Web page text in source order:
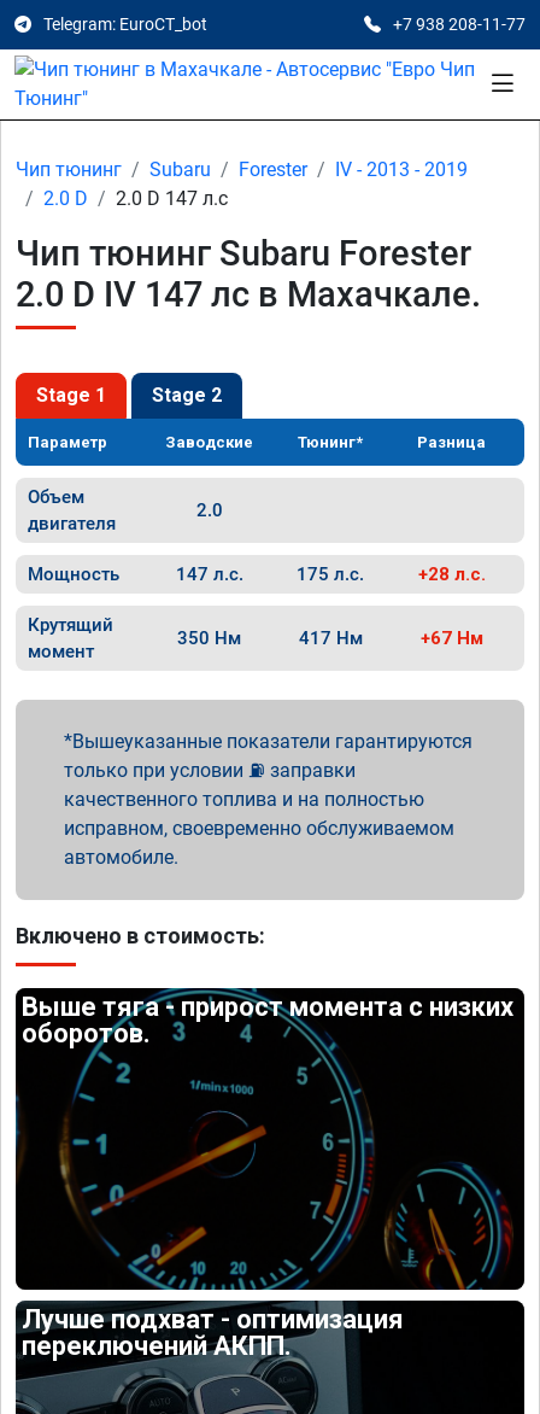
Telegram: EuroCT_bot +7 938 208-11-77
Чип тюнинг Subaru Forester
IV - 2013 - 2019
2.0 D
2.0 D 147 л.с
Чип тюнинг Subaru Forester
2.0 D IV 147 лс в Махачкале.
Stage 1 Stage 2
Параметр Заводские Тюнинг* Разница
Объем
двигателя
2.0
Мощность 147 л.с. 175 л.с. +28 л.с.
Крутящий
момент
350 Нм 417 Нм +67 Нм
Вышеуказанные показатели гарантируются
только при условии ⛽ заправки
качественного топлива и на полностью
исправном, своевременно обслуживаемом
автомобиле.
Включено в стоимость:
Выше тяга - прирост момента с низких
оборотов.
Лучше подхват - оптимизация
переключений АКПП.